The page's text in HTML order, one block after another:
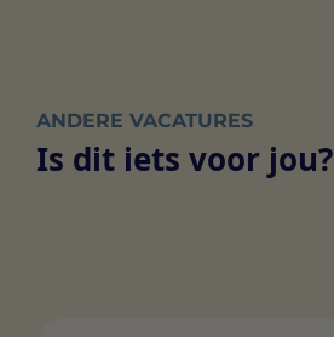
ANDERE VACATURES
Is dit iets voor jou?